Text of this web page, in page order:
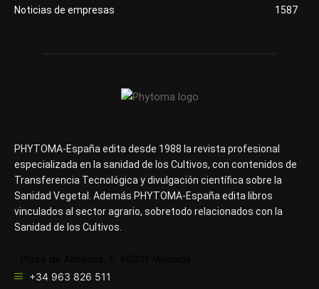
Noticias de empresas
1587
PHYTOMA-España edita desde 1988 la revista profesional
especializada en la sanidad de los Cultivos, con contenidos de
Transferencia Tecnológica y divulgación científica sobre la
Sanidad Vegetal. Además PHYTOMA-España edita libros
vinculados al sector agrario, sobretodo relacionados con la
Sanidad de los Cultivos.
+34 963 826 511